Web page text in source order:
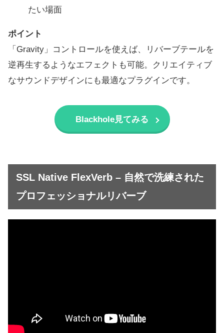
たい場面
ポイント
「Gravity」コントロールを使えば、リバーブテールを
逆再生するようなエフェクトも可能。クリエイティブ
なサウンドデザインにも最適なプラグインです。
Blackhole見てみる
SSL Native FlexVerb – 自然で洗練された
プロフェッショナルリバーブ